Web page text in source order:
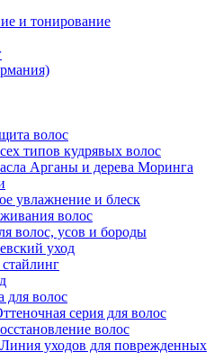
и тонирование
волос
типов кудрявых волос
Арганы и дерева Моринга
увлажнение и блеск
волос
волос, усов и бороды
уход
для волос
серия для волос
волос
уходов для поврежденных